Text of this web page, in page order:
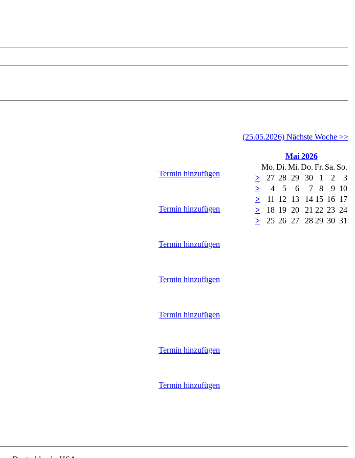
(25.05.2026) Nächste Woche >>
Termin hinzufügen
Termin hinzufügen
Termin hinzufügen
Termin hinzufügen
Termin hinzufügen
Termin hinzufügen
Termin hinzufügen
Mai 2026
Mo. Di. Mi. Do. Fr. Sa. So.
>
27 28 29 30 1 2
3
>
4 5 6 7 8 9 10
>
11 12 13 14 15 16 17
>
18 19 20 21 22 23 24
>
25 26 27 28 29 30 31